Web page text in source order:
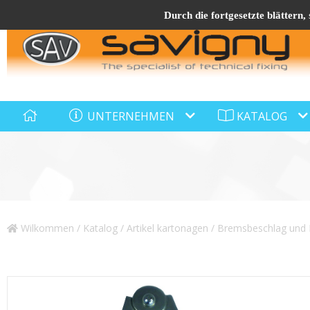
UNTERNEHMEN KATALOG
Wilkommen / Katalog / Artikel kartonagen / Bremsbeschlag und
Durch die fortgesetzte blättern,